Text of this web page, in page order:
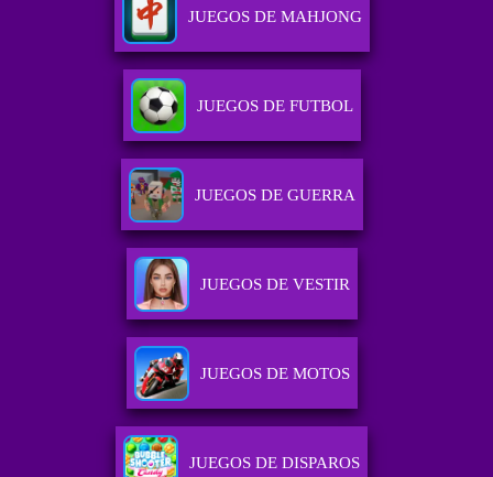
JUEGOS DE MAHJONG
JUEGOS DE FUTBOL
JUEGOS DE GUERRA
JUEGOS DE VESTIR
JUEGOS DE MOTOS
JUEGOS DE DISPAROS